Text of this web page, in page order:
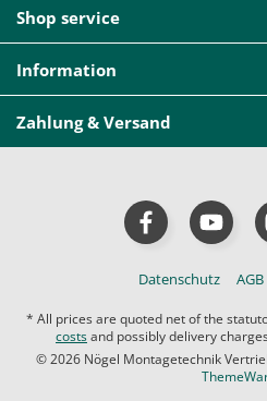
Shop service
Information
Zahlung & Versand
Datenschutz AGB
* All prices are quoted net of the
costsand possibly delivery
© 2026 Nögel Montagetechnik